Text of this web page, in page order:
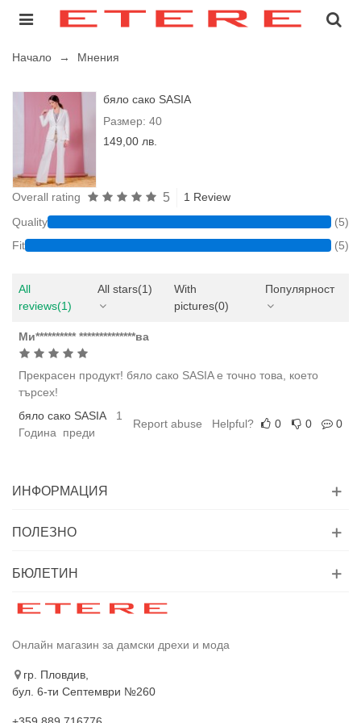
Начало → Мнения
бяло сако SASIA
Размер: 40
149,00 лв.
Overall rating 5
1 Review
Quality
(5)
Fit
(5)
All
reviews(1)
All stars(1)
With
pictures(0)
Популярност
Ми********** **************ва
Прекрасен продукт! бяло сако SASIA е точно това, което
търсех!
бяло сако SASIA
1
Година преди
Report abuse Helpful? 0 0 0
ИНФОРМАЦИЯ
ПОЛЕЗНО
БЮЛЕТИН
Онлайн магазин за дамски дрехи и мода
гр. Пловдив,
бул. 6-ти Септември №260